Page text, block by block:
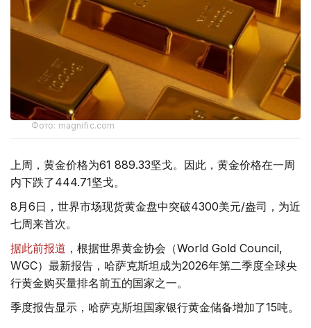
Фото: magnific.com
上周，黄金价格为61 889.33坚戈。因此，黄金价格在一周
内下跌了444.71坚戈。
8月6日，世界市场现货黄金盘中突破4300美元/盎司，为近
七周来首次。
据此前报道 ，根据世界黄金协会（World Gold Council,
WGC）最新报告，哈萨克斯坦成为2026年第二季度全球央
行黄金购买量排名前五的国家之一。
季度报告显示，哈萨克斯坦国家银行黄金储备增加了15吨。